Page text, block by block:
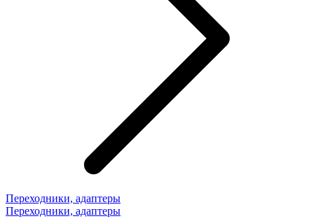
Переходники, адаптеры
Переходники, адаптеры